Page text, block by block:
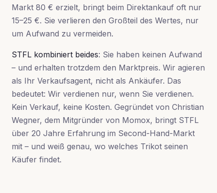
Markt 80 € erzielt, bringt beim Direktankauf oft nur
15–25 €. Sie verlieren den Großteil des Wertes, nur
um Aufwand zu vermeiden.
STFL kombiniert beides: Sie haben keinen Aufwand
– und erhalten trotzdem den Marktpreis. Wir agieren
als Ihr Verkaufsagent, nicht als Ankäufer. Das
bedeutet: Wir verdienen nur, wenn Sie verdienen.
Kein Verkauf, keine Kosten. Gegründet von Christian
Wegner, dem Mitgründer von Momox, bringt STFL
über 20 Jahre Erfahrung im Second-Hand-Markt
mit – und weiß genau, wo welches Trikot seinen
Käufer findet.